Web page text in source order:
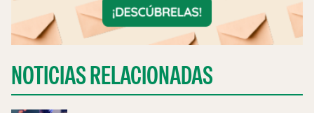
NOTICIAS RELACIONADAS